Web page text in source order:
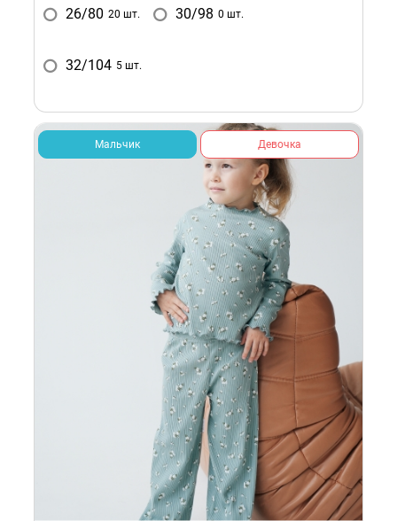
26/80 20 шт. 30/98 0 шт.
32/104 5 шт.
Мальчик Девочка